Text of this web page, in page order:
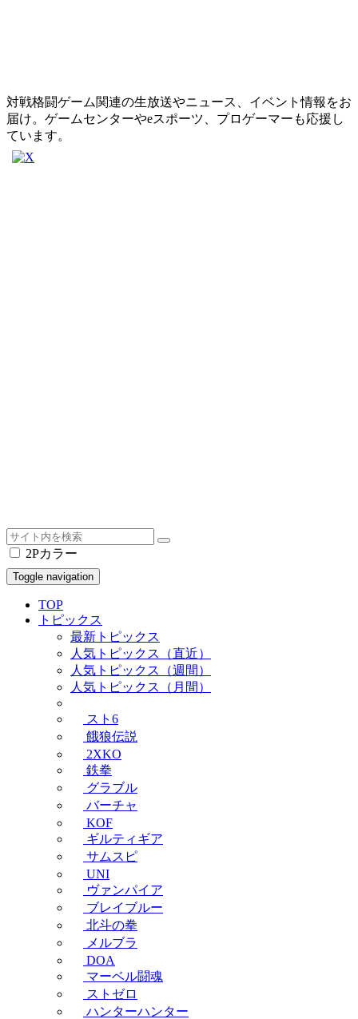
対戦格闘ゲーム関連の生放送やニュース、イベント情報をお
届け。ゲームセンターやeスポーツ、プロゲーマーも応援し
ています。
2Pカラー
Toggle navigation
TOP
トピックス
最新トピックス
人気トピックス（直近）
人気トピックス（週間）
人気トピックス（月間）
スト6
餓狼伝説
2XKO
鉄拳
グラブル
バーチャ
KOF
ギルティギア
サムスピ
UNI
ヴァンパイア
ブレイブルー
北斗の拳
メルブラ
DOA
マーベル闘魂
ストゼロ
ハンターハンター